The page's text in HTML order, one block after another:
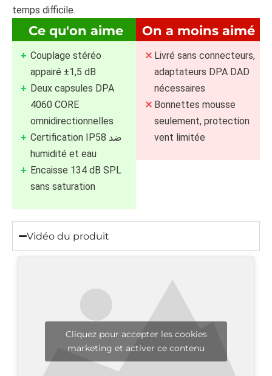
temps difficile.
Ce qu'on aime
Couplage stéréo
appairé ±1,5 dB
Deux capsules DPA
4060 CORE
omnidirectionnelles
Certification IP58 ضد
humidité et eau
Encaisse 134 dB SPL
sans saturation
On a moins aimé
Livré sans connecteurs,
adaptateurs DPA DAD
nécessaires
Bonnettes mousse
seulement, protection
vent limitée
Vidéo du produit
Cliquez pour accepter les cookies
marketing et activer ce contenu